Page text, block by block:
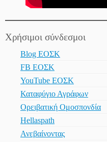
Χρήσιμοι σύνδεσμοι
Blog ΕΟΣΚ
FB ΕΟΣΚ
YouTube ΕΟΣΚ
Καταφύγιο Αγράφων
Ορειβατική Ομοσπονδία
Hellaspath
Ανεβαίνοντας